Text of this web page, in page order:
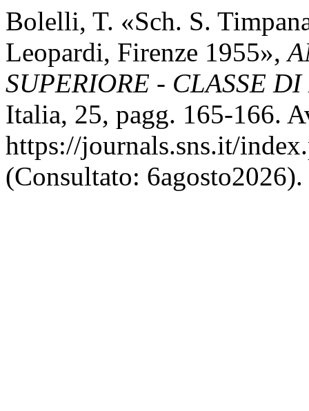
Bolelli, T. «Sch. S.
Leopardi, Firenze 1955»,
SUPERIORE - CLASSE
Italia, 25, pagg. 165-166.
https://journals.sns.it/
(Consultato: 6agosto2026).